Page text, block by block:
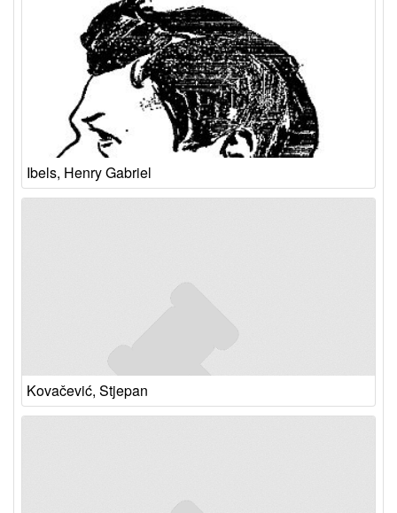
Ibels, Henry Gabriel
Kovačević, Stjepan